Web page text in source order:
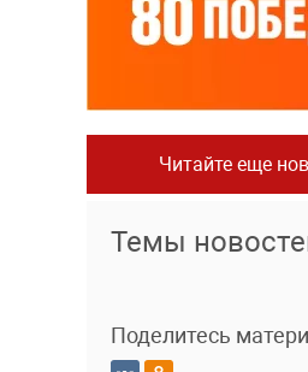
Читайте еще
Темы
Поделитесь